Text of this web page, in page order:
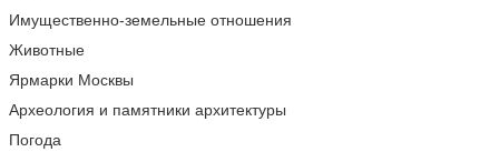
Имущественно-земельные отношения
Животные
Ярмарки Москвы
Археология и памятники архитектуры
Погода